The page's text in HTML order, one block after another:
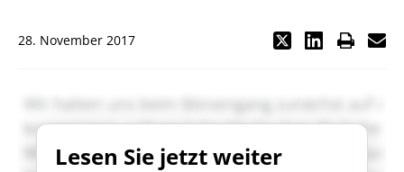
28. November 2017
Lesen Sie jetzt weiter